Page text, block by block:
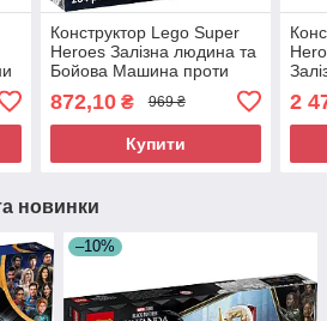
Конструктор Lego Super
Heroes Залізна людина та
Бойова Машина проти
872,10₴ 969 ₴
Купити
2
новинки
–10%